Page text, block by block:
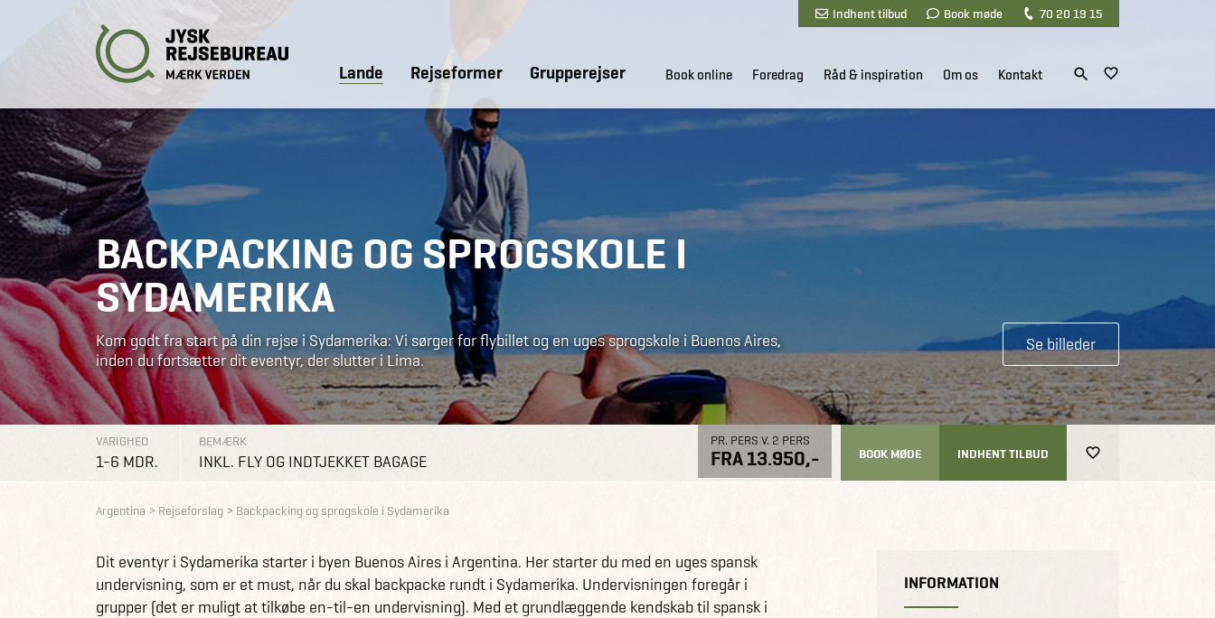
Indhent tilbud Book møde 70 20 19 15
Lande Rejseformer Grupperejser Book online Foredrag Råd & inspiration Om os Kontakt
BACKPACKING OG SPROGSKOLE I
SYDAMERIKA
Kom godt fra start på din rejse i Sydamerika: Vi sørger for flybillet og en uges sprogskole i Buenos Aires,
inden du fortsætter dit eventyr, der slutter i Lima.
Se billeder
VARIGHED
1-6 MDR.
BEMÆRK
INKL. FLY OG INDTJEKKET BAGAGE
PR. PERS V. 2 PERS
FRA 13.950,- BOOK MØDE INDHENT TILBUD
Argentina Rejseforslag Backpacking og sprogskole i Sydamerika
Dit eventyr i Sydamerika starter i byen Buenos Aires i Argentina. Her starter du med en uges spansk
undervisning, som er et must, når du skal backpacke rundt i Sydamerika. Undervisningen foregår i
grupper (det er muligt at tilkøbe en-til-en undervisning). Med et grundlæggende kendskab til spansk i
INFORMATION